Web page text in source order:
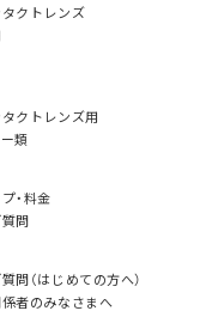
クトレンズ
クトレンズ用
類
・料金
問
問（はじめての方へ）
者のみなさまへ